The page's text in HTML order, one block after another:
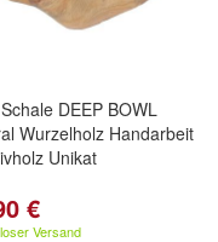
DEEP BOWL
Wurzelholz Handarbeit
Unikat
€
Versand